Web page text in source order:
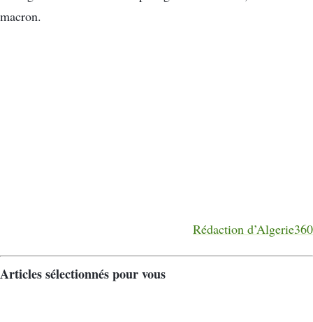
macron.
Rédaction d’Algerie360
Articles sélectionnés pour vous